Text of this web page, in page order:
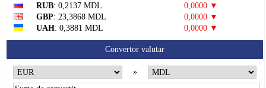
RUB: 0,2137 MDL
0,0000 ▼
GBP: 23,3868 MDL
0,0000 ▼
UAH: 0,3881 MDL 0,0000 ▼
Convertor valutar
»